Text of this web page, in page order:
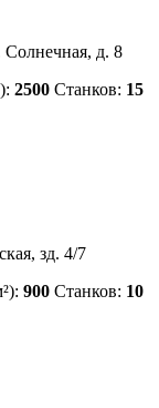
д. 8
2500 Станков: 15
зд. 4/7
900 Станков: 10